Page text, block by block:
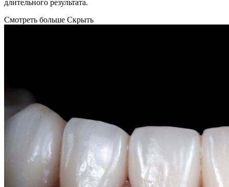
длительного результата.
Смотреть больше Скрыть